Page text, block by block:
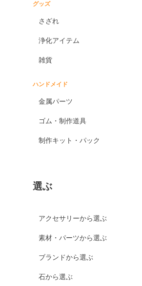
グッズ
さざれ
浄化アイテム
雑貨
ハンドメイド
金属パーツ
ゴム・制作道具
制作キット・パック
選ぶ
アクセサリーから選ぶ
素材・パーツから選ぶ
ブランドから選ぶ
石から選ぶ